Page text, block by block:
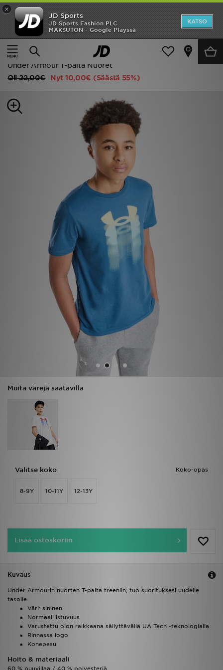
×
JD Sports
JD Sports Fashion PLC
MAKSUTON - Google Playssä
KATSO
Etusivu
Lapset
Juniori Vaatteet (8-15-vuotiaat)
Under Armour T-paita Nuoret
Oli22,00€ Nyt 10,00€ (Säästä 55%)
Muita värejä saatavilla
Koko-opas
Valitse koko
8-9Y 10-11Y 12-13Y
Lisää ostoskoriin
Kuvaus
Under Armourin nuorten T-paita treeniin, tuo suorituksesi uudelle
tasolle.
Väri: sininen
Normaali istuvuus
Varustettu olon raikkaana säilyttävällä UA Tech -teknologialla
Rinnassa logo
Konepesu
Hoito & materiaali
60 % puuvillaa / 40 % polyesteriä
Etusivu
Ale
Uutuudet
Miehet
Lataa JD-sovellus
Asiakaspalvelu ja tietoa